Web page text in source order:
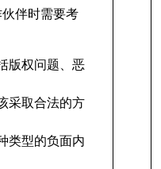
伴时需要考
版权问题、恶
采取合法的方
类型的负面内